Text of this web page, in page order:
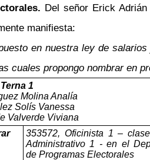
Del señor Erick
manifiesta:
en nuestra ley de
propongo nombrar en
Terna 1
Molina Analía
Solís Vanessa
Valverde Viviana
353572, Oficinista 1–
Administrativo 1 - en el
de Programas Electorales